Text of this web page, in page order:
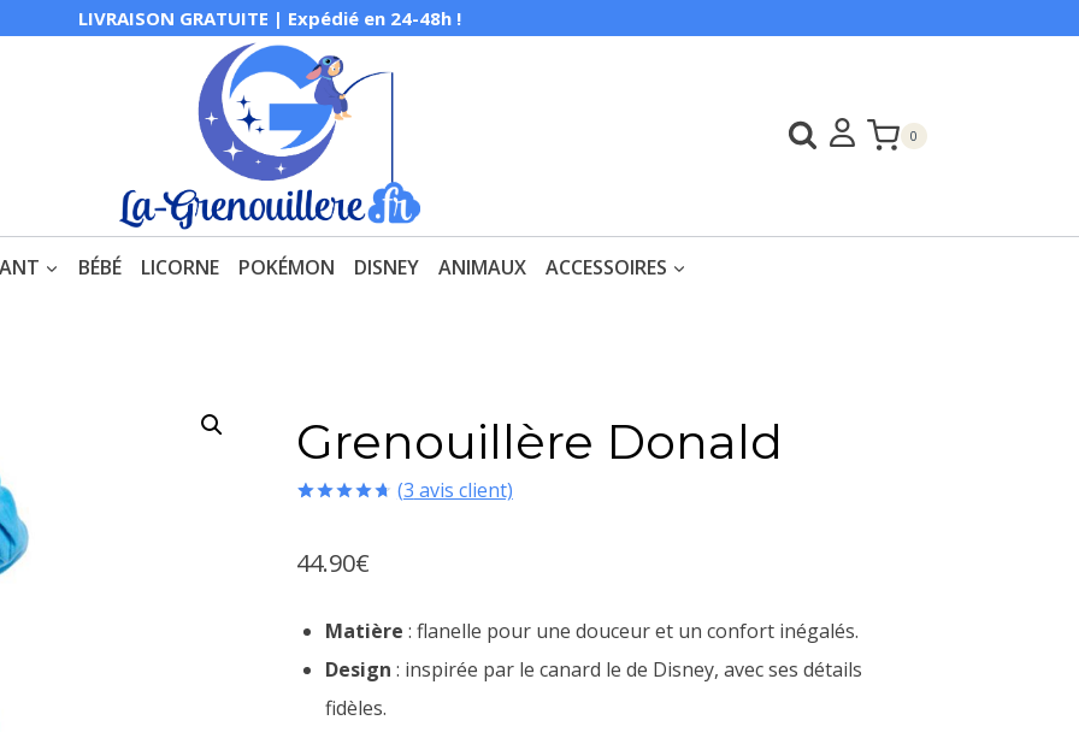
LIVRAISON GRATUITE | Expédié en 24-48h !
0
BÉBÉ LICORNE POKÉMON DISNEY ANIMAUX ACCESSOIRES
Grenouillère Donald
sur
notations
(3 avis client)
44.90€
Matière : flanelle pour une douceur et un confort inégalés.
Design : inspirée par le canard le de Disney, avec ses détails
fidèles.